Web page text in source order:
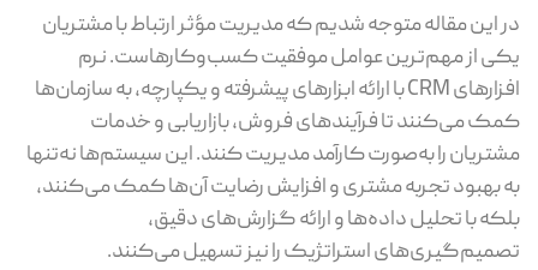
در این مقاله متوجه شدیم که مدیریت مؤثر ارتباط با مشتریان
یکی از مهم‌ترین عوامل موفقیت کسب‌وکارهاست. نرم
افزارهای CRM با ارائه ابزارهای پیشرفته و یکپارچه، به سازمان‌ها
کمک می‌کنند تا فرآیندهای فروش، بازاریابی و خدمات
مشتریان را به‌صورت کارآمد مدیریت کنند. این سیستم‌ها نه‌تنها
به بهبود تجربه مشتری و افزایش رضایت آن‌ها کمک می‌کنند،
بلکه با تحلیل داده‌ها و ارائه گزارش‌های دقیق،
تصمیم‌گیری‌های استراتژیک را نیز تسهیل می‌کنند.